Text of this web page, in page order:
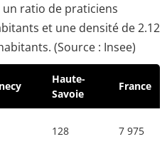
ratio de praticiens
et une densité de 2.12
(Source : Insee)
Haute-
Savoie
France
128 7 975